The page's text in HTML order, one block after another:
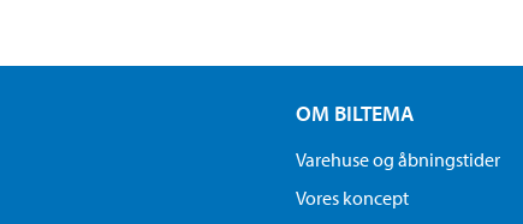
OM BILTEMA
Varehuse og åbningstider
Vores koncept